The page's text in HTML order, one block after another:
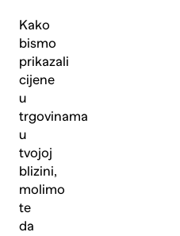
Kako
bismo
prikazali
cijene
u
trgovinama
u
tvojoj
blizini,
molimo
te
da
Pošalji